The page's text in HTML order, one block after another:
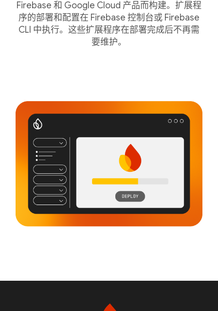
Firebase 和 Google Cloud 产品而构建。扩展程
序的部署和配置在 Firebase 控制台或 Firebase
CLI 中执行。这些扩展程序在部署完成后不再需
要维护。